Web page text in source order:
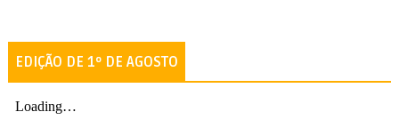
EDIÇÃO DE 1º DE AGOSTO